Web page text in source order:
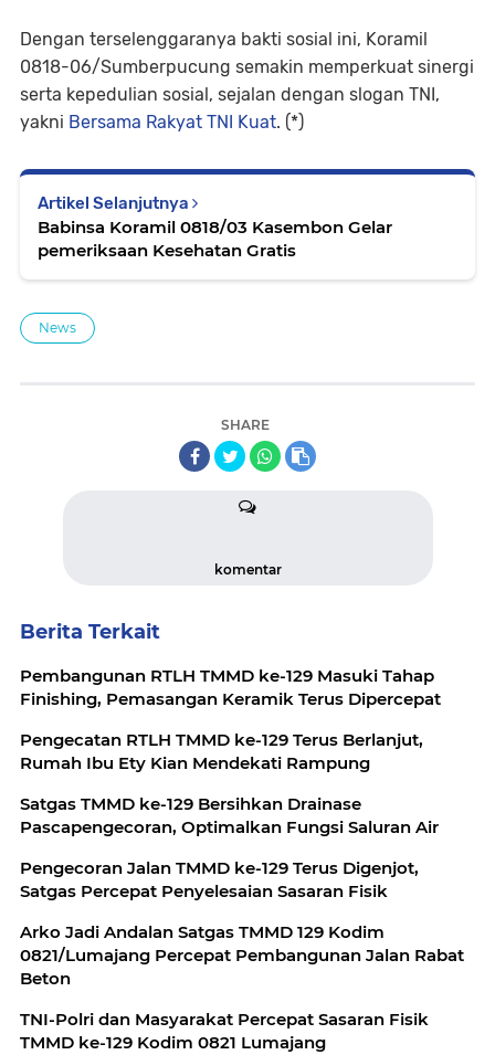
Dengan terselenggaranya bakti sosial ini, Koramil
0818-06/Sumberpucung semakin memperkuat sinergi
serta kepedulian sosial, sejalan dengan slogan TNI,
yakni Bersama Rakyat TNI Kuat. (*)
Artikel Selanjutnya
Babinsa Koramil 0818/03 Kasembon Gelar
pemeriksaan Kesehatan Gratis
News
SHARE
komentar
Berita Terkait
Pembangunan RTLH TMMD ke-129 Masuki Tahap
Finishing, Pemasangan Keramik Terus Dipercepat
Pengecatan RTLH TMMD ke-129 Terus Berlanjut,
Rumah Ibu Ety Kian Mendekati Rampung
Satgas TMMD ke-129 Bersihkan Drainase
Pascapengecoran, Optimalkan Fungsi Saluran Air
Pengecoran Jalan TMMD ke-129 Terus Digenjot,
Satgas Percepat Penyelesaian Sasaran Fisik
Arko Jadi Andalan Satgas TMMD 129 Kodim
0821/Lumajang Percepat Pembangunan Jalan Rabat
Beton
TNI-Polri dan Masyarakat Percepat Sasaran Fisik
TMMD ke-129 Kodim 0821 Lumajang